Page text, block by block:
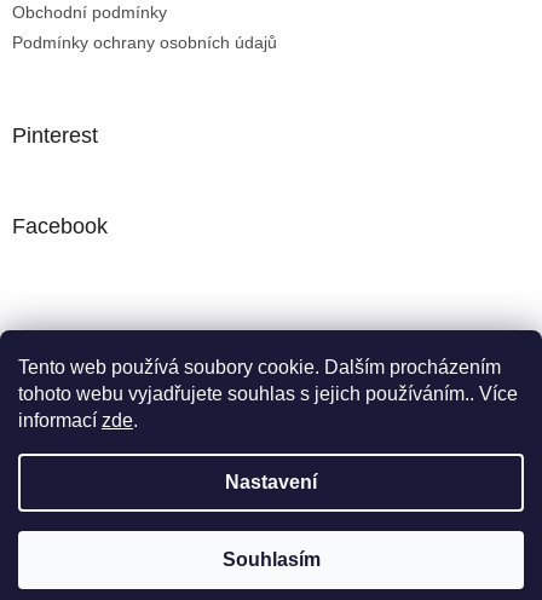
Tento web používá soubory cookie. Dalším procházením
tohoto webu vyjadřujete souhlas s jejich používáním.. Více
informací zde.
Nastavení
Souhlasím
Web obsahuje část. naší výroby. Rádi vám představíme další
Obchodní podmínky
Podmínky ochrany osobních údajů
Pinterest
Facebook
0KS /0 KČ
Vytvořil Shoptet
POMPOMTIME. Všechna práva vyhrazena.